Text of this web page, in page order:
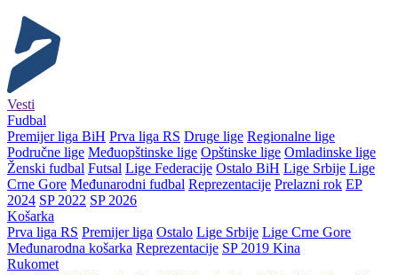
Vesti
Fudbal
Premijer liga BiH Prva liga RS Druge lige Regionalne lige
Područne lige Međuopštinske lige Opštinske lige Omladinske lige
Ženski fudbal Futsal Lige Federacije Ostalo BiH Lige Srbije Lige
Crne Gore Međunarodni fudbal Reprezentacije Prelazni rok EP
2024 SP 2022 SP 2026
Košarka
Prva liga RS Premijer liga Ostalo Lige Srbije Lige Crne Gore
Međunarodna košarka Reprezentacije SP 2019 Kina
Rukomet